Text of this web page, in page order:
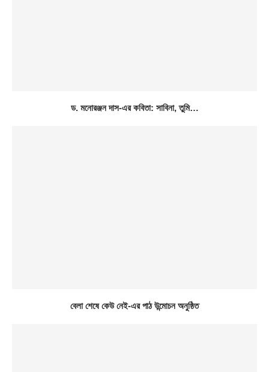
ড. মনোরঞ্জন দাস-এর কবিতা: সাবিনা, তুমি…
বেলা শেষে কেউ নেই-এর পাঠ উন্মোচন অনুষ্ঠিত